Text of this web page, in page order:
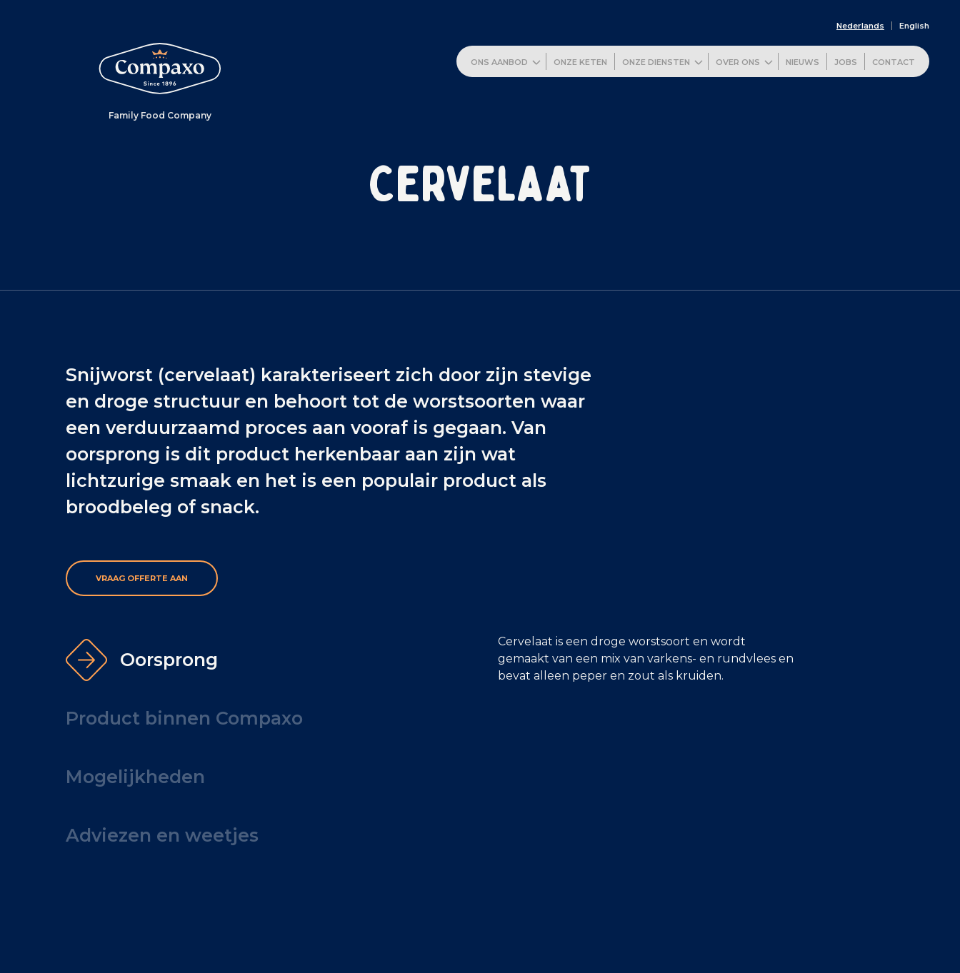
Family Food Company
Nederlands English
ONS AANBOD ONZE KETEN ONZE DIENSTEN OVER ONS NIEUWS JOBS CONTACT
Cervelaat
Snijworst (cervelaat) karakteriseert zich door zijn stevige
en droge structuur en behoort tot de worstsoorten waar
een verduurzaamd proces aan vooraf is gegaan. Van
oorsprong is dit product herkenbaar aan zijn wat
lichtzurige smaak en het is een populair product als
broodbeleg of snack.
VRAAG OFFERTE AAN
Oorsprong
Product binnen Compaxo
Mogelijkheden
Adviezen en weetjes
Cervelaat is een droge worstsoort en wordt
gemaakt van een mix van varkens- en rundvlees en
bevat alleen peper en zout als kruiden.